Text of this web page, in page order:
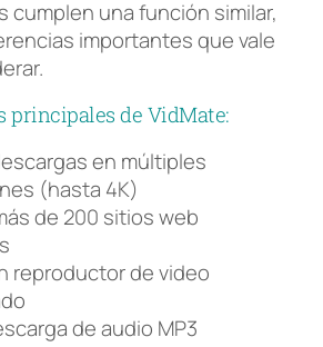
cumplen una función similar,
importantes que vale
principales de VidMate:
en múltiples
(hasta 4K)
de 200 sitios web
reproductor de video
de audio MP3